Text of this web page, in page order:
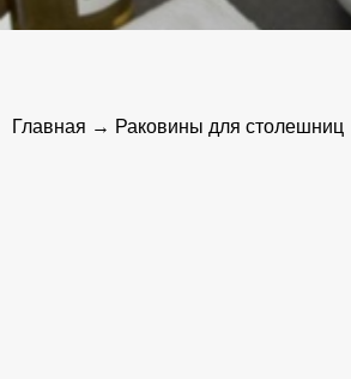
Главная → Раковины для столешниц